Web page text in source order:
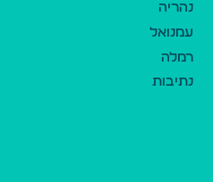
נהריה
עמנואל
רמלה
נתיבות